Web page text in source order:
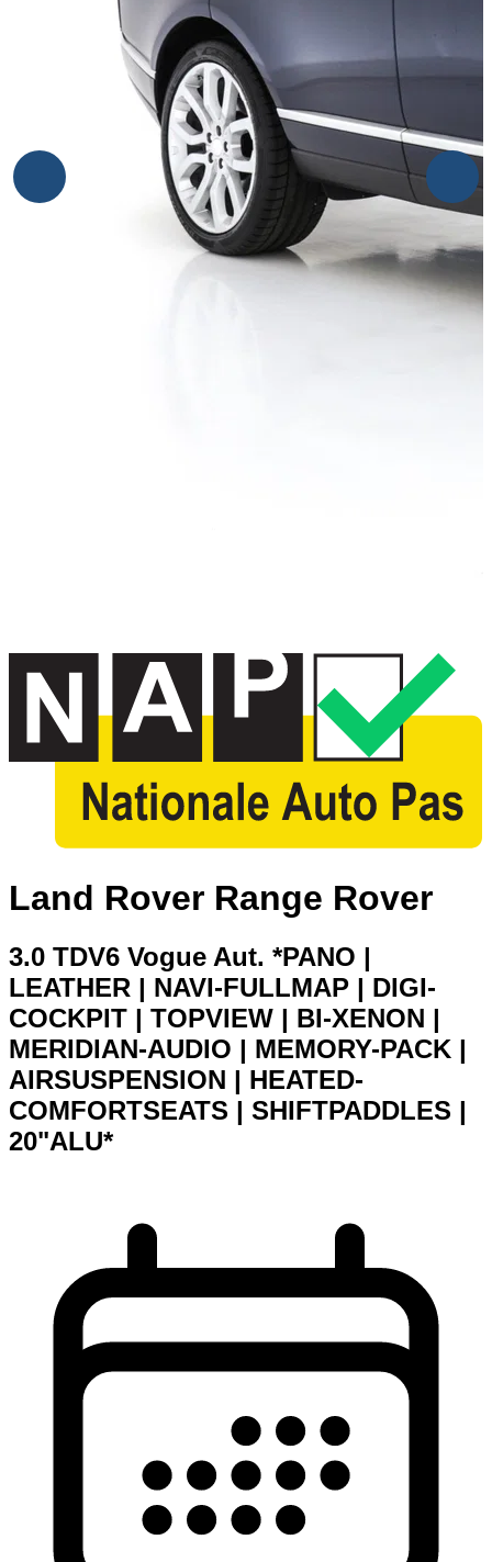
Land Rover Range Rover
3.0 TDV6 Vogue Aut. *PANO |
LEATHER | NAVI-FULLMAP | DIGI-
COCKPIT | TOPVIEW | BI-XENON |
MERIDIAN-AUDIO | MEMORY-PACK |
AIRSUSPENSION | HEATED-
COMFORTSEATS | SHIFTPADDLES |
20"ALU*